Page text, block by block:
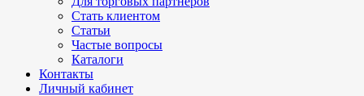
Стать клиентом
Статьи
Частые вопросы
Каталоги
Контакты
Личный кабинет